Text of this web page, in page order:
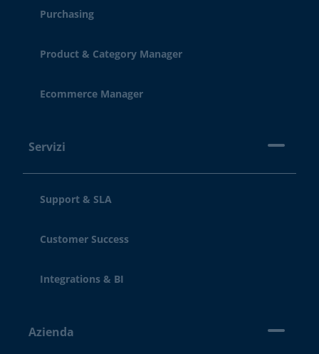
Purchasing
Product & Category Manager
Ecommerce Manager
Servizi
Support & SLA
Customer Success
Integrations & BI
Azienda